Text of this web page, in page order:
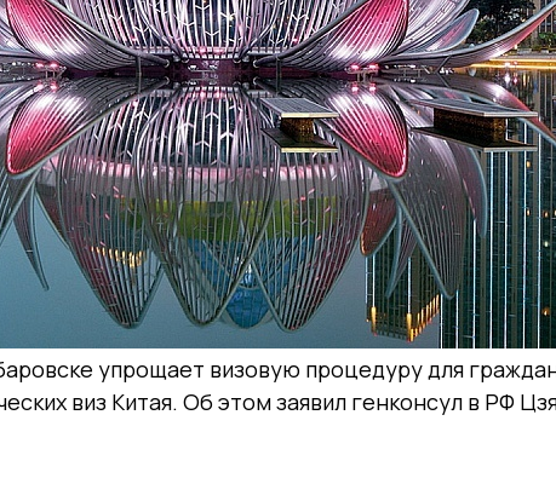
упрощает визовую процедуру для
виз Китая. Об этом заявил генконсул в РФ